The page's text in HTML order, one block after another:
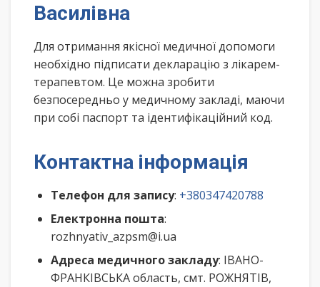
Василівна
Для отримання якісної медичної допомоги
необхідно підписати декларацію з лікарем-
терапевтом. Це можна зробити
безпосередньо у медичному закладі, маючи
при собі паспорт та ідентифікаційний код.
Контактна інформація
Телефон для запису: +380347420788
Електронна пошта:
rozhnyativ_azpsm@i.ua
Адреса медичного закладу: ІВАНО-
ФРАНКІВСЬКА область, смт. РОЖНЯТІВ,